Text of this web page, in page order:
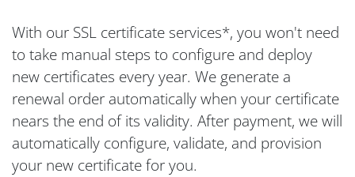
With our SSL certificate services*, you won't need
to take manual steps to configure and deploy
new certificates every year. We generate a
renewal order automatically when your certificate
nears the end of its validity. After payment, we will
automatically configure, validate, and provision
your new certificate for you.